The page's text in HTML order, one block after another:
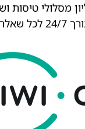
מ-2 מיליון מסלולי
וענין